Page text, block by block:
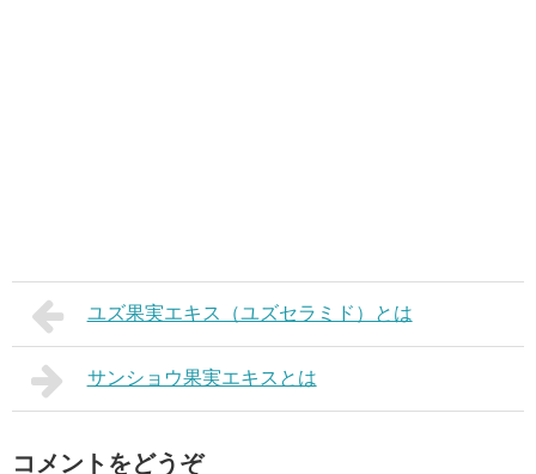
ユズ果実エキス（ユズセラミド）とは
サンショウ果実エキスとは
コメントをどうぞ